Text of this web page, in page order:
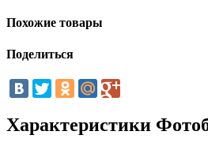
Похожие товары
Поделиться
Характеристики